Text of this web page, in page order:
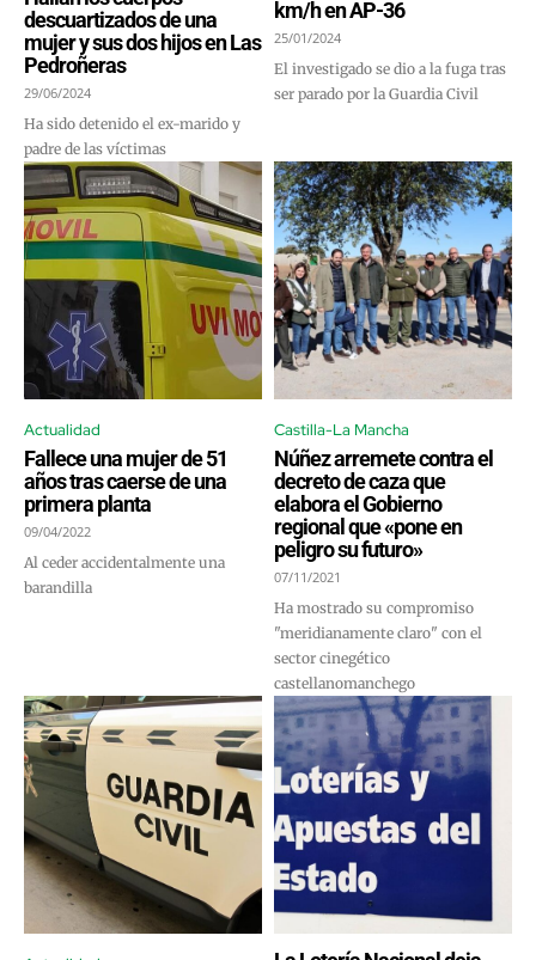
descuartizados de una
mujer y sus dos hijos en Las
Pedroñeras
29/06/2024
Ha sido detenido el ex-marido y
padre de las víctimas
km/h en AP-36
25/01/2024
El investigado se dio a la fuga tras
ser parado por la Guardia Civil
Actualidad
Fallece una mujer de 51
años tras caerse de una
primera planta
09/04/2022
Al ceder accidentalmente una
barandilla
Castilla-La Mancha
Núñez arremete contra el
decreto de caza que
elabora el Gobierno
regional que «pone en
peligro su futuro»
07/11/2021
Ha mostrado su compromiso
"meridianamente claro" con el
sector cinegético
castellanomanchego